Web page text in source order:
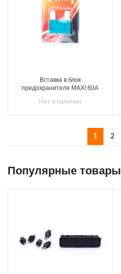
Вставка в блок
предохранителя MAXI 60А
Нет в наличии
1 2
Популярные товары